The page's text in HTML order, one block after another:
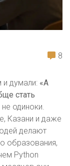
8
и думали: «А
стать
одиноки.
Казани и даже
делают
образования,
Python